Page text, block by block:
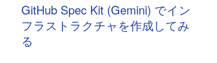
GitHub Spec Kit (Gemini) でイン
フラストラクチャを作成してみ
る